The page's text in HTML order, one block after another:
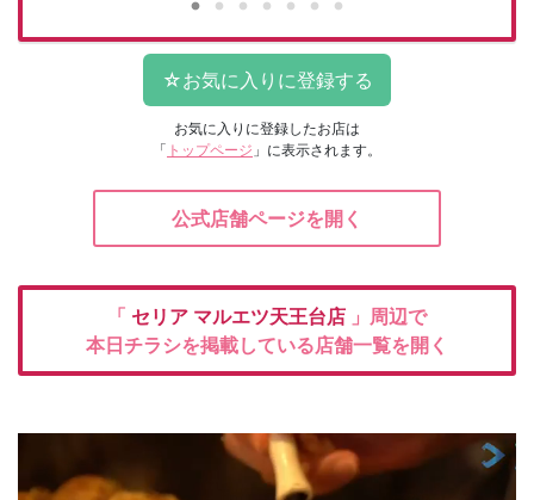
お気に入りに登録したお店は
「 トップページ 」に表示されます。
公式店舗ページを開く
「 セリア マルエツ天王台店 」周辺で
本日チラシを掲載している店舗一覧を開く